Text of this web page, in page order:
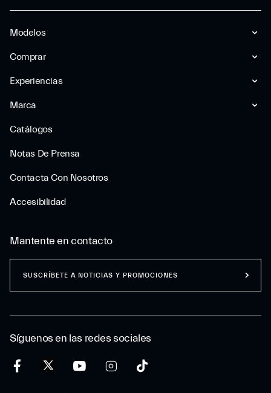
Modelos
Comprar
Experiencias
Marca
Catálogos
Notas De Prensa
Contacta Con Nosotros
Accesibilidad
Síguenos en las redes sociales
Mantente en contacto
SUSCRÍBETE A NOTICIAS Y PROMOCIONES